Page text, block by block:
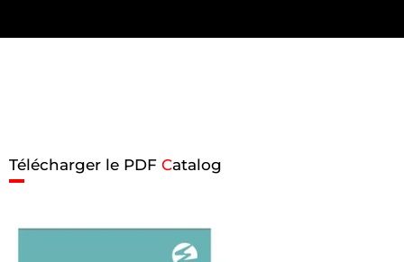
Télécharger le PDF Catalog